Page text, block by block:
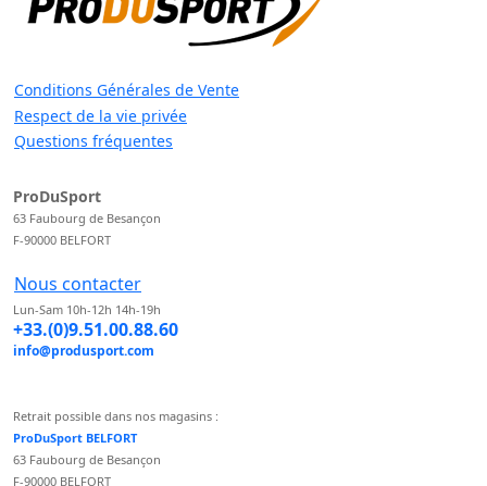
Conditions Générales de Vente
Respect de la vie privée
Questions fréquentes
ProDuSport
63 Faubourg de Besançon
F-90000 BELFORT
Nous contacter
Lun-Sam 10h-12h 14h-19h
+33.(0)9.51.00.88.60
info@produsport.com
Retrait possible dans nos magasins :
ProDuSport BELFORT
63 Faubourg de Besançon
F-90000 BELFORT